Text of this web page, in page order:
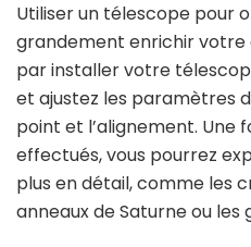
Utiliser un télescope pour
grandement enrichir votre
par installer votre
et ajustez les paramètres
point et l’alignement. Une
effectués, vous pourrez
plus en détail, comme les
anneaux de Saturne ou les